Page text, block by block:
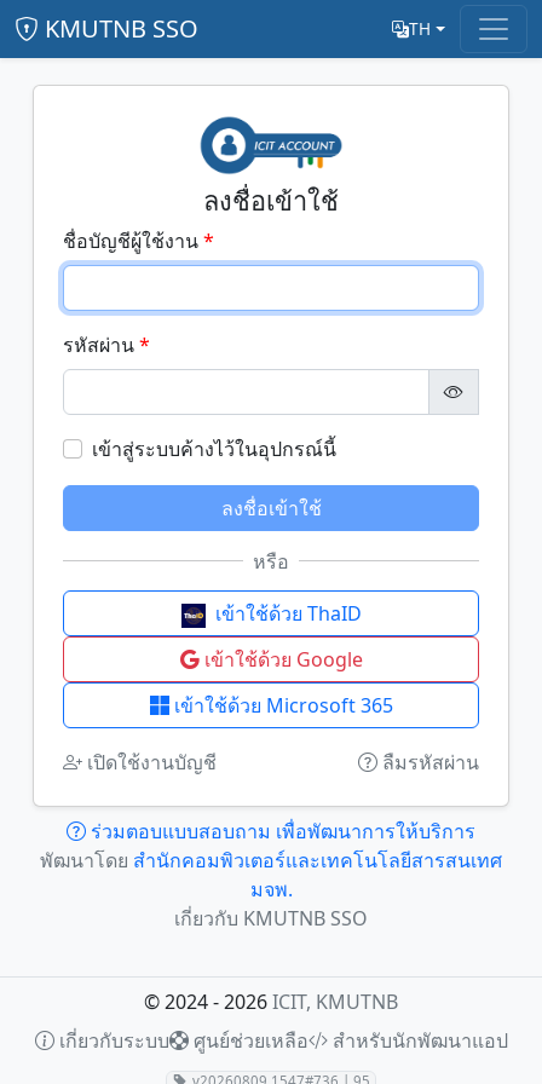
KMUTNB SSO TH
ลงชื่อเข้าใช้
ชื่อบัญชีผู้ใช้งาน
รหัสผ่าน
เข้าสู่ระบบค้างไว้ในอุปกรณ์นี้
ลงชื่อเข้าใช้
หรือ
เข้าใช้ด้วย ThaID
เข้าใช้ด้วย Google
เข้าใช้ด้วย Microsoft 365
เปิดใช้งานบัญชี ลืมรหัสผ่าน
ร่วมตอบแบบสอบถาม เพื่อพัฒนาการให้บริการ
พัฒนาโดย สำนักคอมพิวเตอร์และเทคโนโลยีสารสนเทศ
มจพ.
เกี่ยวกับ KMUTNB SSO
© 2024 - 2026ICIT, KMUTNB
เกี่ยวกับระบบ
ศูนย์ช่วยเหลือ สำหรับนักพัฒนาแอป